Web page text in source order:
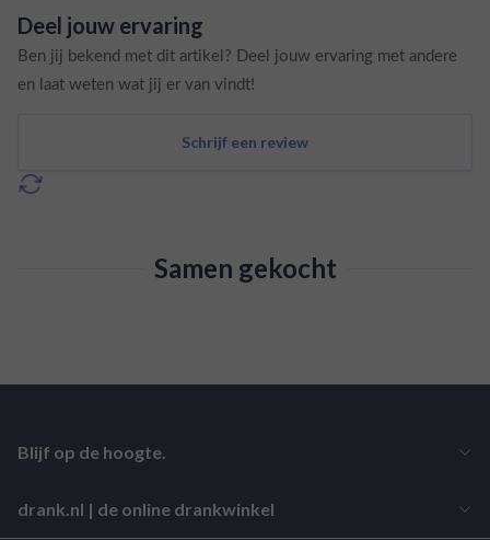
Deel jouw ervaring
Ben jij bekend met dit artikel? Deel jouw ervaring met andere
en laat weten wat jij er van vindt!
Schrijf een review
Samen gekocht
drank.nl | de online drankwinkel
Blijf op de hoogte.